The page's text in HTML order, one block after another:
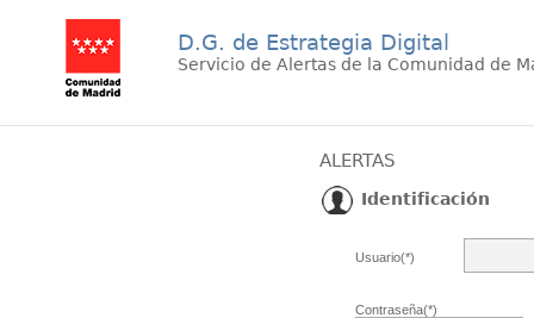
D.G. de Estrategia Digital
Servicio de Alertas de la Comunidad de
ALERTAS
Identificación
Usuario(*)
Contraseña(*)